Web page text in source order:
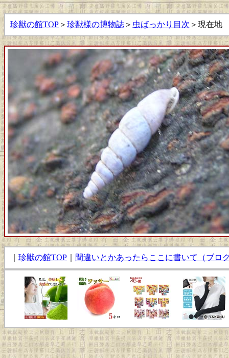
珍獣の館TOP ＞ 珍獣様の博物誌 ＞ 虫ばっかり目次 ＞現在地
珍獣の館TOP 間違いとかあったらここに書いて（ブロ